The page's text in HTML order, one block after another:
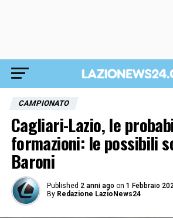
CAMPIONATO
Cagliari-Lazio, le
formazioni: le possibili
Baroni
Published 2 anni ago on 1 Febbraio
By Redazione LazioNews24